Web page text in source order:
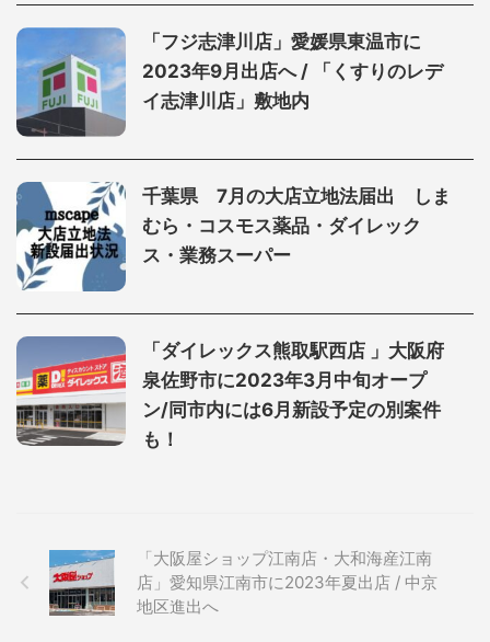
「フジ志津川店」愛媛県東温市に
2023年9月出店へ / 「くすりのレデ
イ志津川店」敷地内
千葉県 7月の大店立地法届出 しま
むら・コスモス薬品・ダイレック
ス・業務スーパー
「ダイレックス熊取駅西店 」大阪府
泉佐野市に2023年3月中旬オープ
ン/同市内には6月新設予定の別案件
も！
「大阪屋ショップ江南店・大和海産江南
店」愛知県江南市に2023年夏出店 / 中京
地区進出へ